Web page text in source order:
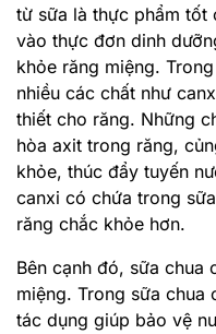
từ sữa là thực phẩm tốt
vào thực đơn dinh
khỏe răng miệng.
nhiều các chất như
thiết cho răng. Những
hòa axit trong răng,
khỏe, thúc đẩy tuyến
canxi có chứa trong
răng chắc khỏe hơn.
Bên cạnh đó, sữa chua
miệng. Trong sữa
tác dụng giúp bảo vệ